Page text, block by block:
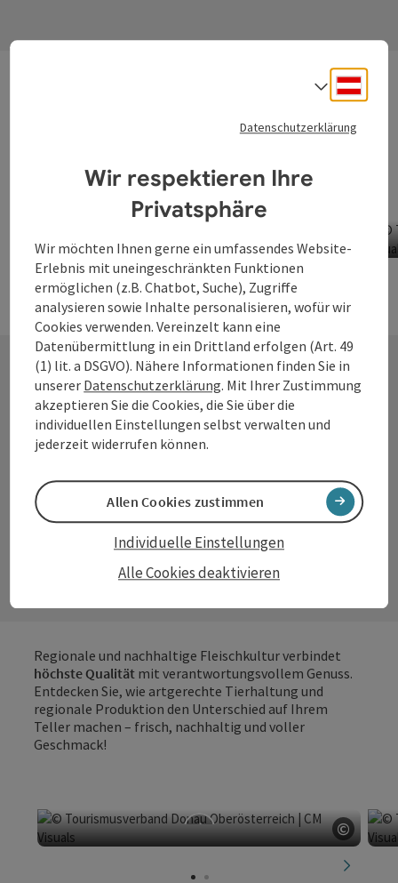
Die Donauregion verführt mit süßen Versuchungen,
reichen. Mit regionalen Zutaten
und viel Liebe zubereitet, sind diese Köstlichkeiten ein
Panoramacafe Bauer
Pfarrkirchen im Mühlkreis
Von der Wiese auf
den Teller:
nachhaltige
Fleischkultur
Regionale und nachhaltige Fleischkultur verbindet
höchste Qualität mit verantwortungsvollem Genuss.
Entdecken Sie, wie artgerechte Tierhaltung und
regionale Produktion den Unterschied auf Ihrem
Teller machen – frisch, nachhaltig und voller
Geschmack!
LOMO ALTO - Organico
©
Datenschutzerklärung
Wir respektieren Ihre
Privatsphäre
Wir möchten Ihnen gerne ein umfassendes Website-
Erlebnis mit uneingeschränkten Funktionen
ermöglichen (z.B. Chatbot, Suche), Zugriffe
analysieren sowie Inhalte personalisieren, wofür wir
Cookies verwenden. Vereinzelt kann eine
Datenübermittlung in ein Drittland erfolgen (Art. 49
(1) lit. a DSGVO). Nähere Informationen finden Sie in
unserer Datenschutzerklärung. Mit Ihrer Zustimmung
akzeptieren Sie die Cookies, die Sie über die
individuellen Einstellungen selbst verwalten und
jederzeit widerrufen können.
Alle Cookies deaktivieren
Individuelle Einstellungen
Allen Cookies zustimmen